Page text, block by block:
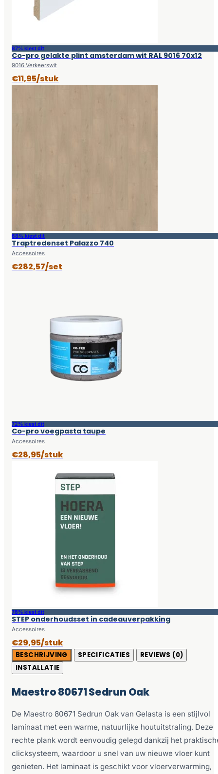
87% kiest dit
Co-pro gelakte plint amsterdam wit RAL 9016 70x12
9016 Verkeerswit
€11,95/stuk
68% kiest dit
Traptredenset Palazzo 740
Accessoires
€282,57/set
72% kiest dit
Co-pro voegpasta taupe
Accessoires
€28,95/stuk
76% kiest dit
STEP onderhoudsset in cadeauverpakking
Accessoires
€29,95/stuk
BESCHRIJVING SPECIFICATIES
REVIEWS (0)
INSTALLATIE
Maestro 80671 Sedrun Oak
De Maestro 80671 Sedrun Oak van Gelasta is een stijlvol
laminaat met een warme, natuurlijke houtuitstraling. Deze
rechte plank wordt eenvoudig gelegd dankzij het
clicksysteem, waardoor u snel van uw nieuwe vloer kunt
genieten. Het laminaat is geschikt voor vloerverwarming,